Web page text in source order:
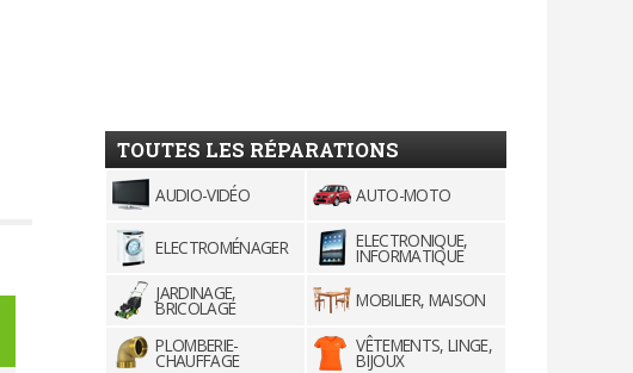
TOUTES LES RÉPARATIONS
AUDIO-VIDÉO AUTO-MOTO
ELECTROMÉNAGER ELECTRONIQUE,
INFORMATIQUE
JARDINAGE,
BRICOLAGE
MOBILIER, MAISON
PLOMBERIE-
CHAUFFAGE
VÊTEMENTS, LINGE,
BIJOUX